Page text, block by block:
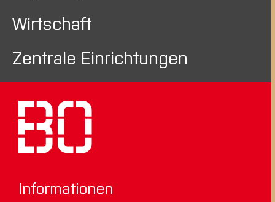
Wirtschaft
Zentrale Einrichtungen
Informationen